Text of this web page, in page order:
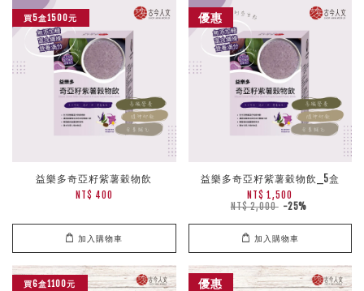
買5盒1500元
益樂多奇亞籽紫薯穀物飲
NT$ 400
加入購物車
優惠
益樂多奇亞籽紫薯穀物飲_5盒
NT$ 1,500
NT$ 2,000 -25%
加入購物車
買6盒1100元 優惠